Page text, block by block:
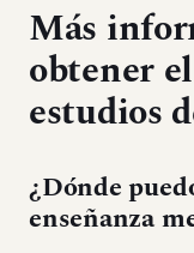
Más
obtener
estudios
¿Dónde
enseñanza